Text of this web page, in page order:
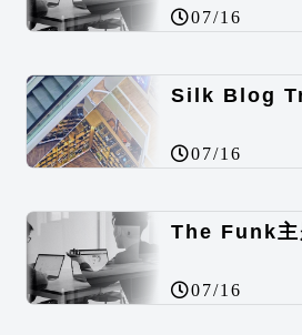
07/16
Silk Blog
07/16
The Funk主
07/16